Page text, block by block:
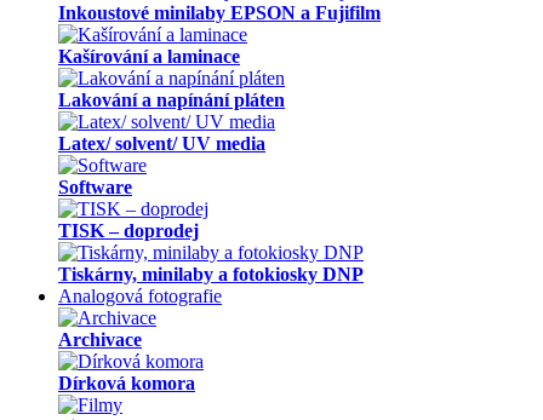
Inkoustové minilaby EPSON a Fujifilm
Kašírování a laminace
Lakování a napínání pláten
Latex/ solvent/ UV media
Software
TISK – doprodej
Tiskárny, minilaby a fotokiosky DNP
Analogová fotografie
Archivace
Dírková komora